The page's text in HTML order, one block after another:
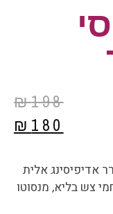
₪198
₪ 180
אדיפיסינג אלית
צש בליא, מנסוטו